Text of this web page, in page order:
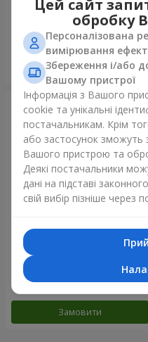
Замовити
Фонтан куль "Райдужний
настрій"
Замовити
Цей сайт
обробку
Персоналізована
вимірювання
Збереження і/або
Вашому пристрої
Інформація з Вашого
cookie та унікальні
постачальникам. Крім
або застосунок зможуть
Вашого пристрою та
Деякі постачальники
дані на підставі
свій вибір пізніше через